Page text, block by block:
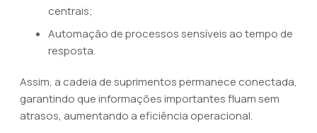
centrais;
Automação de processos sensíveis ao tempo de
resposta.
Assim, a cadeia de suprimentos permanece conectada,
garantindo que informações importantes fluam sem
atrasos, aumentando a eficiência operacional.